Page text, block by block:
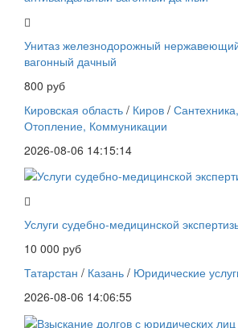
Унитаз железнодорожный
вагонный дачный
800 руб
Кировская область / Киров /
Отопление, Коммуникации
2026-08-06 14:15:14
Услуги судебно-медицинской
10 000 руб
Татарстан / Казань / Юридические
2026-08-06 14:06:55